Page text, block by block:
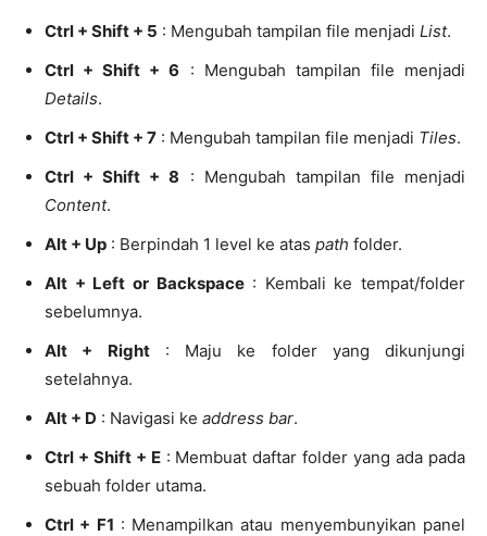
Ctrl + Shift + 5 : Mengubah tampilan file menjadi List.
Ctrl + Shift + 6 : Mengubah tampilan file menjadi
Details.
Ctrl + Shift + 7 : Mengubah tampilan file menjadi Tiles.
Ctrl + Shift + 8 : Mengubah tampilan file menjadi
Content.
Alt + Up : Berpindah 1 level ke atas path folder.
Alt + Left or Backspace: Kembali ke tempat/folder
sebelumnya.
Alt + Right: Maju ke folder yang dikunjungi
setelahnya.
Alt + D : Navigasi ke address bar.
Ctrl + Shift + E: Membuat daftar folder yang ada pada
sebuah folder utama.
Ctrl + F1 : Menampilkan atau menyembunyikan panel